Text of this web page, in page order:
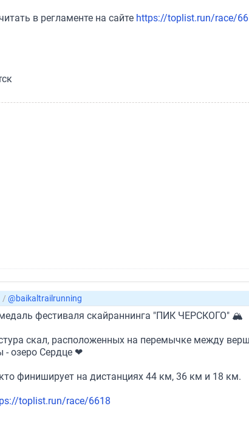
в регламенте на сайте https://toplist.run/race/
/ @baikaltrailrunning
медаль фестиваля скайраннинга "ПИК ЧЕРСКОГО" 🏔
скал, расположенных на перемычке между
озеро Сердце ❤
финиширует на дистанциях 44 км, 36 км и 18 км.
toplist.run/race/6618